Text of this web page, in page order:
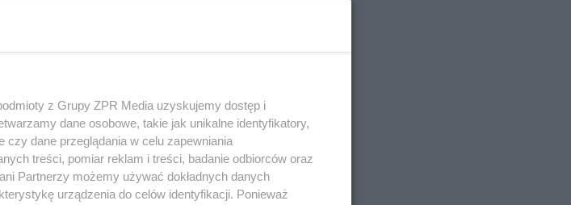
wibracje. Poczułam wsparcie i
z Grupy ZPR Media uzyskujemy dostęp i
dane osobowe, takie jak unikalne identyfikatory,
czy dane przeglądania w celu zapewniania
treści, pomiar reklam i treści, badanie odbiorców oraz
Partnerzy możemy używać dokładnych danych
urządzenia do celów identyfikacji. Ponieważ